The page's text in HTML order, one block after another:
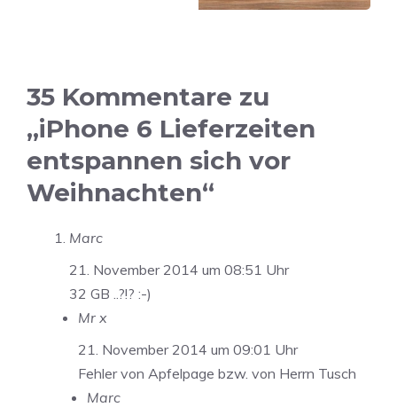
35 Kommentare zu
„iPhone 6 Lieferzeiten
entspannen sich vor
Weihnachten“
Marc
21. November 2014 um 08:51 Uhr
32 GB ..?!? :-)
Mr x
21. November 2014 um 09:01 Uhr
Fehler von Apfelpage bzw. von Herrn Tusch
Marc